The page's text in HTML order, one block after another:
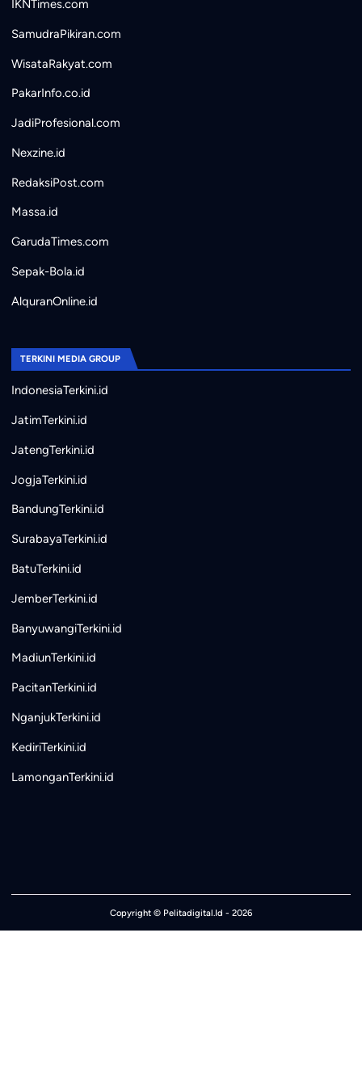
IKNTimes.com
SamudraPikiran.com
WisataRakyat.com
PakarInfo.co.id
JadiProfesional.com
Nexzine.id
RedaksiPost.com
Massa.id
GarudaTimes.com
Sepak-Bola.id
AlquranOnline.id
TERKINI MEDIA GROUP
IndonesiaTerkini.id
JatimTerkini.id
JatengTerkini.id
JogjaTerkini.id
BandungTerkini.id
SurabayaTerkini.id
BatuTerkini.id
JemberTerkini.id
BanyuwangiTerkini.id
MadiunTerkini.id
PacitanTerkini.id
NganjukTerkini.id
KediriTerkini.id
LamonganTerkini.id
Copyright © Pelitadigital.Id - 2026